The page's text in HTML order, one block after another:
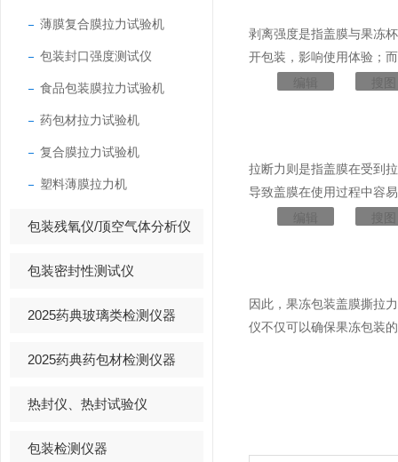
薄膜复合膜拉力试验机
包装封口强度测试仪
食品包装膜拉力试验机
药包材拉力试验机
复合膜拉力试验机
塑料薄膜拉力机
包装残氧仪/顶空气体分析仪
包装密封性测试仪
2025药典玻璃类检测仪器
2025药典药包材检测仪器
热封仪、热封试验仪
包装检测仪器
剥离强度是指盖膜与果冻
开包装，影响使用体验；
搜图
拉断力则是指盖膜在受到
导致盖膜在使用过程中容
搜图
因此，果冻包装盖膜撕拉
仪不仅可以确保果冻包装